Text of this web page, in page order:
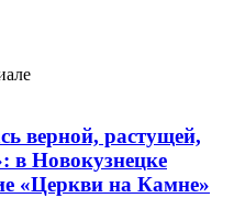
верной, растущей,
в Новокузнецке
«Церкви на Камне»